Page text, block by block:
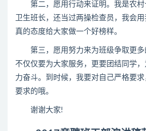
第二，愿用行动来证明。我是农村
卫生班长，还当过两操检查员，我会
真的态度给大家做一个好榜样。
第三，愿用努力来为班级争取更多
不仅仅要为大家服务，更要团结同学
力奋斗。到时候，我要对自己严格要
要求的哦。
谢谢大家!